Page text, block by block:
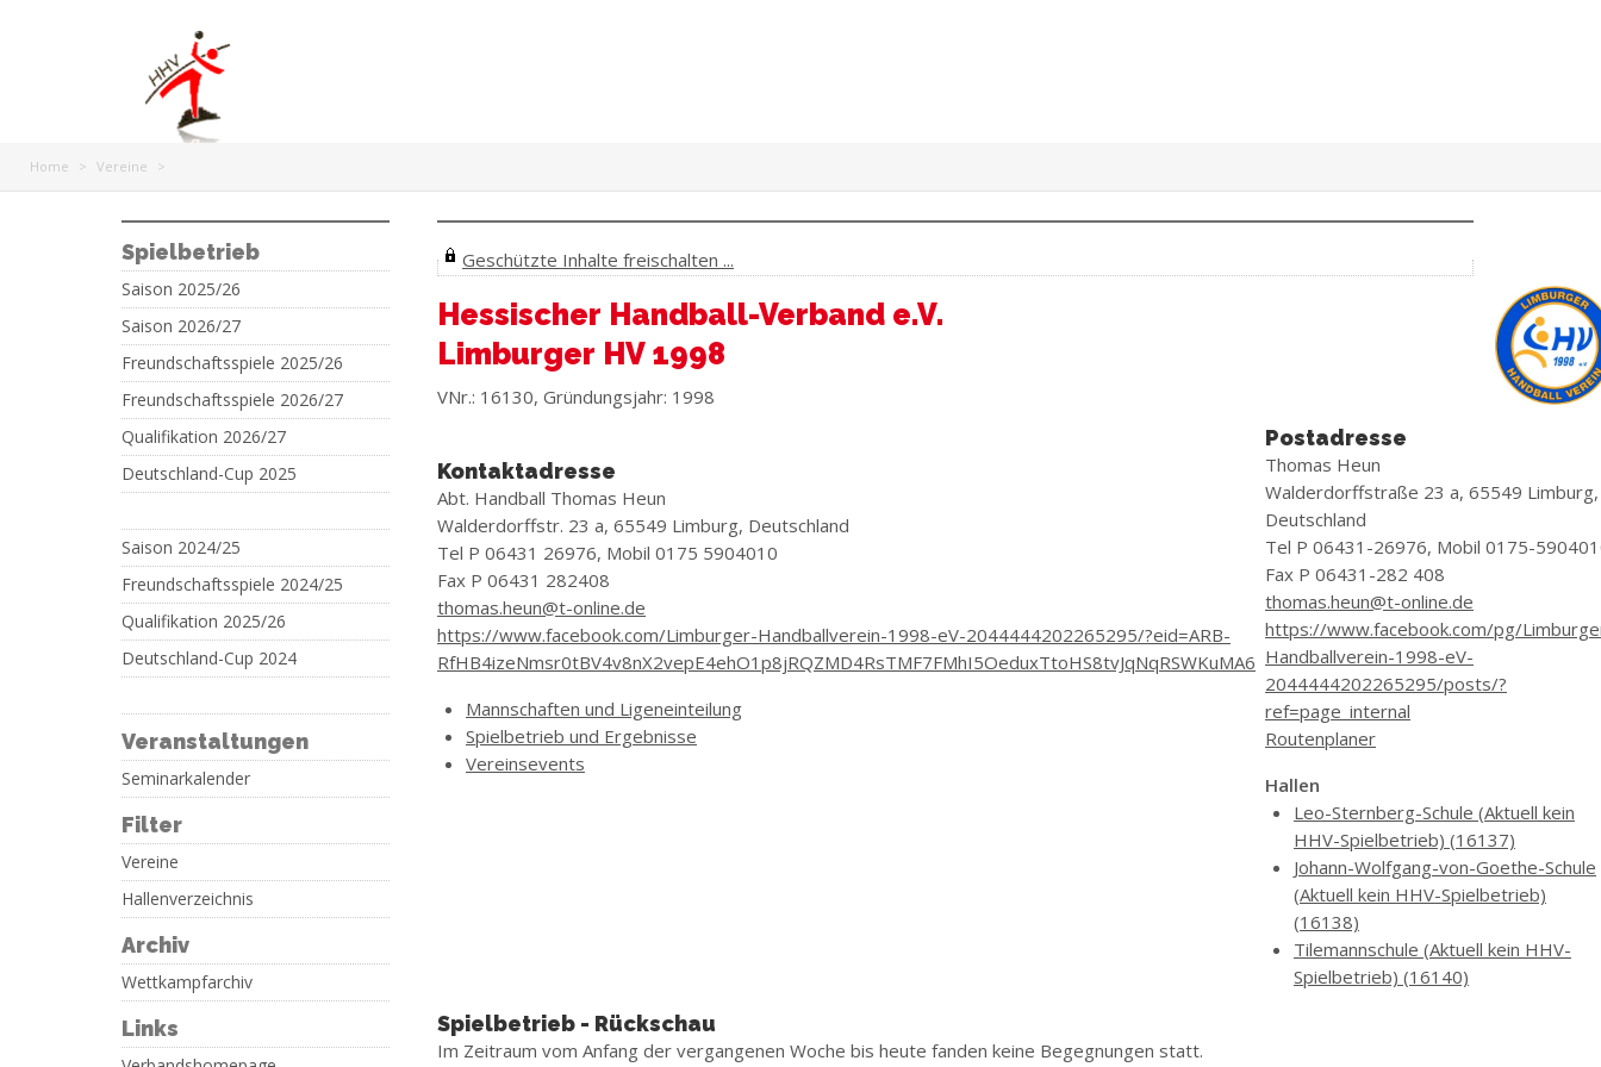
Home > Vereine >
Spielbetrieb
Saison 2025/26
Saison 2026/27
Freundschaftsspiele 2025/26
Freundschaftsspiele 2026/27
Qualifikation 2026/27
Deutschland-Cup 2025
Saison 2024/25
Freundschaftsspiele 2024/25
Qualifikation 2025/26
Deutschland-Cup 2024
Veranstaltungen
Seminarkalender
Filter
Vereine
Hallenverzeichnis
Archiv
Wettkampfarchiv
Links
Geschützte Inhalte freischalten ...
Hessischer Handball-Verband e.V.
Limburger HV 1998
VNr.: 16130, Gründungsjahr: 1998
Kontaktadresse
Abt. Handball Thomas Heun
Walderdorffstr. 23 a, 65549 Limburg, Deutschland
Tel P 06431 26976, Mobil 0175 5904010
Fax P 06431 282408
thomas.heun@t-online.de
https://www.facebook.com/Limburger-Handballverein-1998-eV-2044444202265295/?eid=ARB-
RfHB4izeNmsr0tBV4v8nX2vepE4ehO1p8jRQZMD4RsTMF7FMhI5OeduxTtoHS8tvJqNqRSWKuMA6
Mannschaften und Ligeneinteilung
Spielbetrieb und Ergebnisse
Vereinsevents
Postadresse
Thomas Heun
Walderdorffstraße 23 a, 65549 Limburg,
Deutschland
Tel P 06431-26976, Mobil 0175-
Fax P 06431-282 408
thomas.heun@t-online.de
https://www.facebook.com/pg/
Handballverein-1998-eV-
2044444202265295/posts/?
ref=page_internal
Routenplaner
Hallen
Leo-Sternberg-Schule (Aktuell kein
HHV-Spielbetrieb) (16137)
Johann-Wolfgang-von-Goethe-Schule
(Aktuell kein HHV-Spielbetrieb)
(16138)
Tilemannschule (Aktuell kein HHV-
Spielbetrieb) (16140)
Spielbetrieb - Rückschau
Im Zeitraum vom Anfang der vergangenen Woche bis heute fanden keine Begegnungen statt.